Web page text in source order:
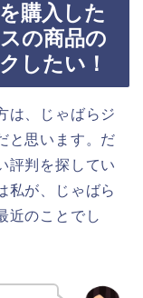
購入した
の商品の
したい！
は、じゃばらジ
と思います。だ
評判を探してい
私が、じゃばら
近のことでし